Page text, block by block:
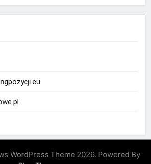
WordPress Theme 2026. Powered By